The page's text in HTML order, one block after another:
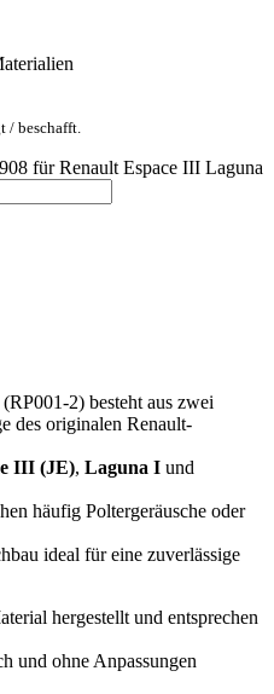
/ beschafft.
für Renault Espace III Laguna
(RP001-2) besteht aus zwei
des originalen Renault-
III (JE), Laguna I und
häufig Poltergeräusche oder
ideal für eine zuverlässige
hergestellt und entsprechen
und ohne Anpassungen